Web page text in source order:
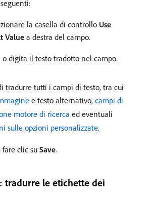
la casella di controllo Use
Value a destra del campo.
o digita il testo tradotto nel campo.
tradurre tutti i campi di testo, tra cui
e testo alternativo, campi di
motore di ricerca ed eventuali
sulle opzioni personalizzate.
clic su Save.
tradurre le etichette dei